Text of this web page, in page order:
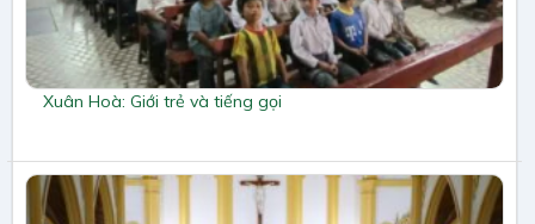
Xuân Hoà: Giới trẻ và tiếng gọi